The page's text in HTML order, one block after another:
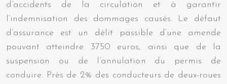
d’accidents de la circulation et à garantir
l’indemnisation des dommages causés. Le défaut
d’assurance est un délit passible d’une amende
pouvant atteindre 3750 euros, ainsi que de la
suspension ou de l’annulation du permis de
conduire. Près de 2% des conducteurs de deux-roues